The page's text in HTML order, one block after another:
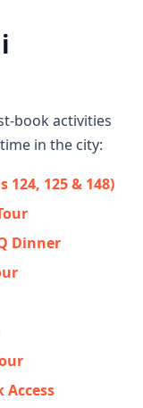
book activities
in the city:
124, 125 & 148)
Dinner
Access